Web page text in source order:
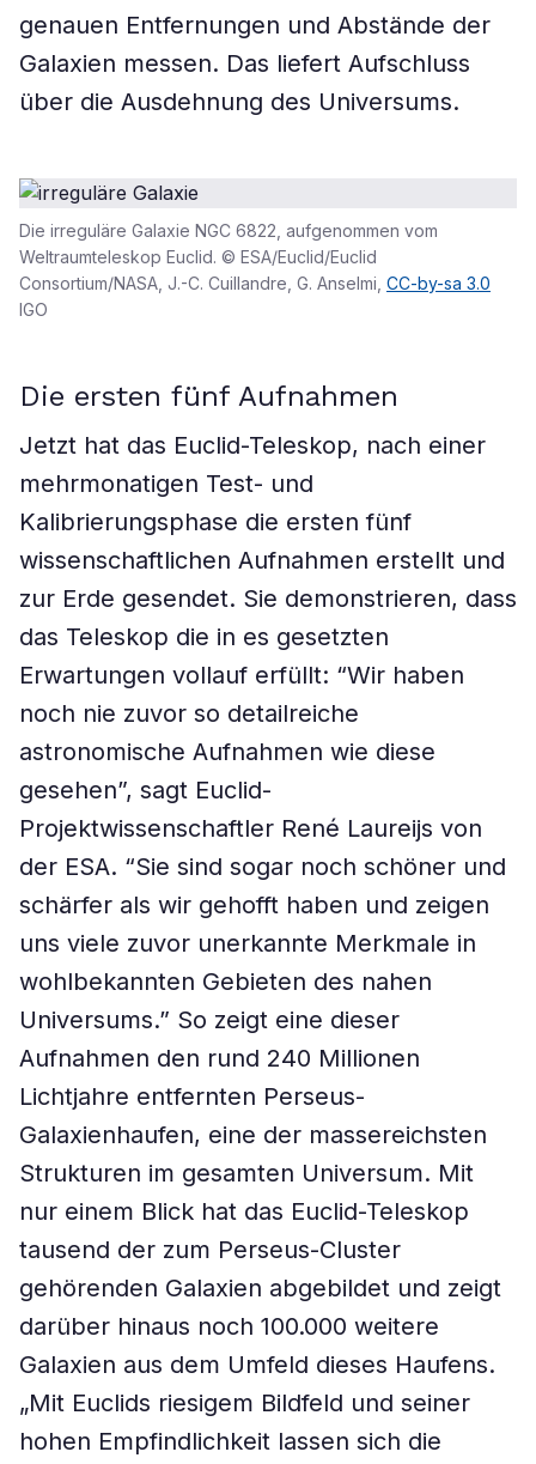
genauen Entfernungen und Abstände der
Galaxien messen. Das liefert Aufschluss
über die Ausdehnung des Universums.
Die irreguläre Galaxie NGC 6822, aufgenommen vom
Weltraumteleskop Euclid. © ESA/Euclid/Euclid
Consortium/NASA, J.-C. Cuillandre, G. Anselmi, CC-by-sa 3.0
IGO
Die ersten fünf Aufnahmen
Jetzt hat das Euclid-Teleskop, nach einer
mehrmonatigen Test- und
Kalibrierungsphase die ersten fünf
wissenschaftlichen Aufnahmen erstellt und
zur Erde gesendet. Sie demonstrieren, dass
das Teleskop die in es gesetzten
Erwartungen vollauf erfüllt: “Wir haben
noch nie zuvor so detailreiche
astronomische Aufnahmen wie diese
gesehen”, sagt Euclid-
Projektwissenschaftler René Laureijs von
der ESA. “Sie sind sogar noch schöner und
schärfer als wir gehofft haben und zeigen
uns viele zuvor unerkannte Merkmale in
wohlbekannten Gebieten des nahen
Universums.” So zeigt eine dieser
Aufnahmen den rund 240 Millionen
Lichtjahre entfernten Perseus-
Galaxienhaufen, eine der massereichsten
Strukturen im gesamten Universum. Mit
nur einem Blick hat das Euclid-Teleskop
tausend der zum Perseus-Cluster
gehörenden Galaxien abgebildet und zeigt
darüber hinaus noch 100.000 weitere
Galaxien aus dem Umfeld dieses Haufens.
„Mit Euclids riesigem Bildfeld und seiner
hohen Empfindlichkeit lassen sich die